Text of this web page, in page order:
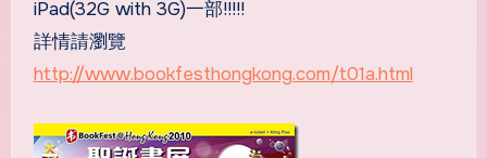
iPad(32G with 3G)一部!!!!!
詳情請瀏覽
http://www.bookfesthongkong.com/t01a.html